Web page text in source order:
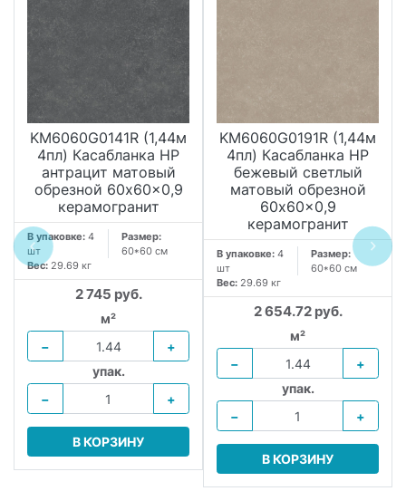
KM6060G0141R (1,44м
4пл) Касабланка HP
антрацит матовый
обрезной 60x60x0,9
керамогранит
В упаковке: 4
шт
Размер:
60*60 см
Вес: 29.69 кг
2 745 руб.
м²
−
+
упак.
−
+
В КОРЗИНУ
KM6060G0191R (1,44м
4пл) Касабланка HP
бежевый светлый
матовый обрезной
60x60x0,9
керамогранит
В упаковке: 4
шт
Размер:
60*60 см
Вес: 29.69 кг
2 654.72 руб.
м²
−
+
упак.
−
+
В КОРЗИНУ